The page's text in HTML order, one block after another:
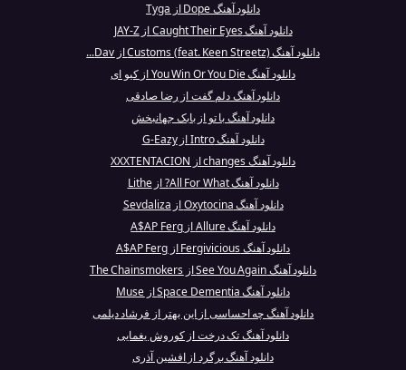
دانلود آهنگ Dope از Tyga
دانلود آهنگ Caught Their Eyes از JAY-Z
دانلود آهنگ Customs (feat. Keen Streetz) از Dav...
دانلود آهنگ You Win Or You Die از کیو ای
دانلود آهنگ دلم گفت از رضا صادقی
دانلود آهنگ با تو از بابک جهانبخش
دانلود آهنگ Intro از G-Eazy
دانلود آهنگ changes از XXXTENTACION
دانلود آهنگ All For What? از Lithe
دانلود آهنگ Oxytocina از Sevdaliza
دانلود آهنگ Allure از A$AP Ferg
دانلود آهنگ Fergivicious از A$AP Ferg
دانلود آهنگ See You Again از The Chainsmokers
دانلود آهنگ Space Dementia از Muse
دانلود آهنگ چه احساسی از این بهتر از فرشاد دیلمی
دانلود آهنگ تک درخت از کوروش یغمایی
دانلود آهنگ برگرد از افشین آذری